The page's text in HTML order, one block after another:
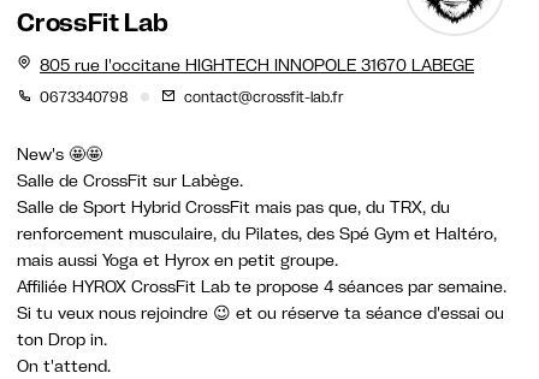
CrossFit Lab
805 rue l'occitane HIGHTECH INNOPOLE 31670 LABEGE
0673340798 contact@crossfit-lab.fr
New's 🤩🤩
Salle de CrossFit sur Labège.
Salle de Sport Hybrid CrossFit mais pas que, du TRX, du
renforcement musculaire, du Pilates, des Spé Gym et Haltéro,
mais aussi Yoga et Hyrox en petit groupe.
Affiliée HYROX CrossFit Lab te propose 4 séances par semaine.
Si tu veux nous rejoindre 😉 et ou réserve ta séance d'essai ou
ton Drop in.
On t'attend.